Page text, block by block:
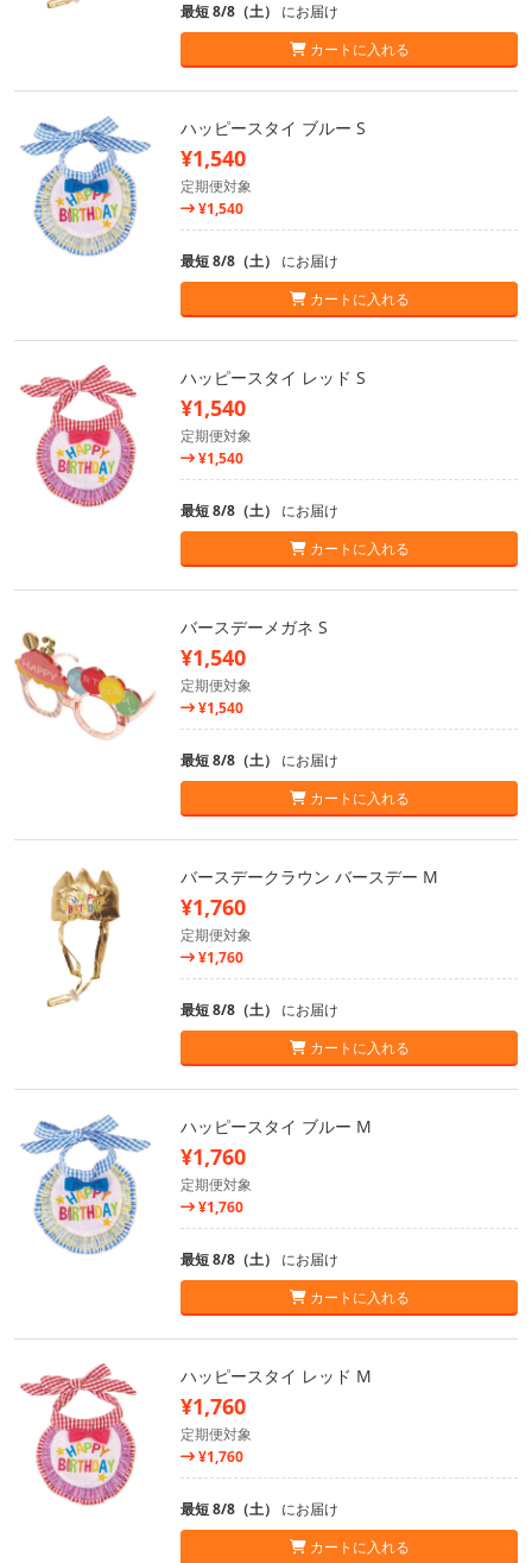
最短 8/8（土） にお届け
カートに入れる
ハッピースタイ ブルー S
¥1,540
定期便対象
¥1,540
最短 8/8（土） にお届け
カートに入れる
ハッピースタイ レッド S
¥1,540
定期便対象
¥1,540
最短 8/8（土） にお届け
カートに入れる
バースデーメガネ S
¥1,540
定期便対象
¥1,540
最短 8/8（土） にお届け
カートに入れる
バースデークラウン バースデー M
¥1,760
定期便対象
¥1,760
最短 8/8（土） にお届け
カートに入れる
ハッピースタイ ブルー M
¥1,760
定期便対象
¥1,760
最短 8/8（土） にお届け
カートに入れる
ハッピースタイ レッド M
¥1,760
定期便対象
¥1,760
最短 8/8（土） にお届け
カートに入れる